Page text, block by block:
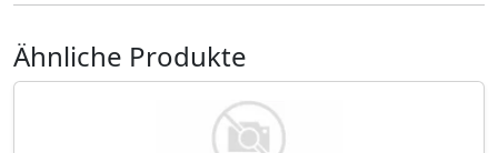
Ähnliche Produkte